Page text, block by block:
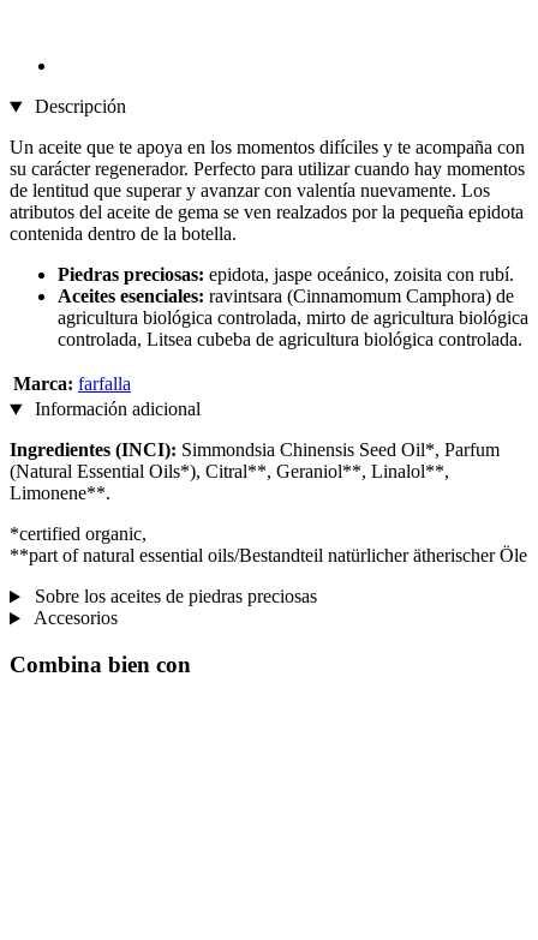
Descripción
Un aceite que te apoya en los momentos difíciles y te acompaña con
su carácter regenerador. Perfecto para utilizar cuando hay momentos
de lentitud que superar y avanzar con valentía nuevamente. Los
atributos del aceite de gema se ven realzados por la pequeña epidota
contenida dentro de la botella.
Piedras preciosas: epidota, jaspe oceánico, zoisita con rubí.
Aceites esenciales: ravintsara (Cinnamomum Camphora) de
agricultura biológica controlada, mirto de agricultura biológica
controlada, Litsea cubeba de agricultura biológica controlada.
Marca: farfalla
Información adicional
Ingredientes (INCI): Simmondsia Chinensis Seed Oil*, Parfum
(Natural Essential Oils*), Citral**, Geraniol**, Linalol**,
Limonene**.
*certified organic,
**part of natural essential oils/Bestandteil natürlicher ätherischer Öle
Sobre los aceites de piedras preciosas
Accesorios
Combina bien con